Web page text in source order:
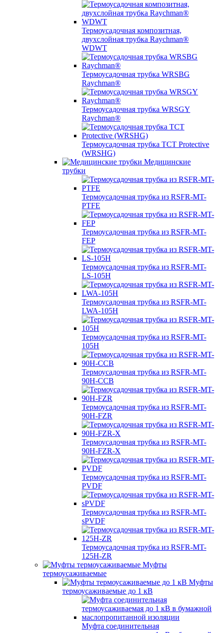
Термоусадочная композитная,
двухслойная трубка Raychman®
WDWT
Термоусадочная трубка WRSBG
Raychman®
Термоусадочная трубка WRSGY
Raychman®
Термоусадочная трубка TCT Protective
(WRSHG)
Медицинские
трубки
Термоусадочная трубка из RSFR-MT-
PTFE
Термоусадочная трубка из RSFR-MT-
FEP
Термоусадочная трубка из RSFR-MT-
LS-105H
Термоусадочная трубка из RSFR-MT-
LWA-105H
Термоусадочная трубка из RSFR-MT-
105H
Термоусадочная трубка из RSFR-MT-
90H-CCB
Термоусадочная трубка из RSFR-MT-
90H-FZR
Термоусадочная трубка из RSFR-MT-
90H-FZR-X
Термоусадочная трубка из RSFR-MT-
PVDF
Термоусадочная трубка из RSFR-MT-
sPVDF
Термоусадочная трубка из RSFR-MT-
125H-ZR
Муфты
термоусаживаемые
Муфты
термоусаживаемые до 1 кВ
Муфта соединительная